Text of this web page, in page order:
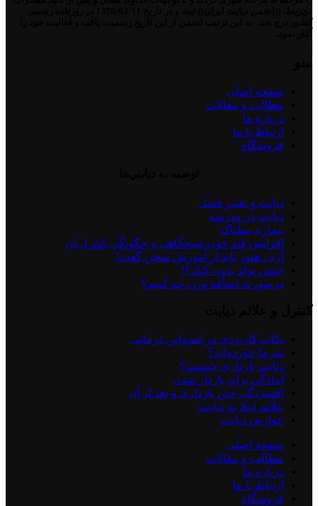
صفحه اصلی
مطالب و مقالات
درباره ما
ارتباط با ما
فروشگاه
دیابت و تغییر فصل
دیابت در مدرسه
بیماری سلیاک
افزايش قند خون صبحگاهي و چگونگي كنترل آن
آری، هنوز باید از آموزش سخن گفت!
جشن تولد بدون كيك؟!
درصورت اضافه وزن چه کنیم؟
نكات كاربردی در انسولين درمانی
سرما خورده اید؟
دیابت بارداری چیست؟
آمادگي براي باردار شدن
افسردگی حین بارداری و بعد از آن
علائم ابتلا به دیابت:
عوارض ديابت
صفحه اصلی
مطالب و مقالات
درباره ما
ارتباط با ما
فروشگاه